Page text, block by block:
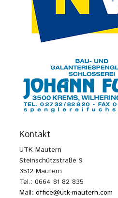
Kontakt
UTK Mautern
Steinschützstraße 9
3512 Mautern
Tel.: 0664 81 82 835
Mail: office@utk-mautern.com